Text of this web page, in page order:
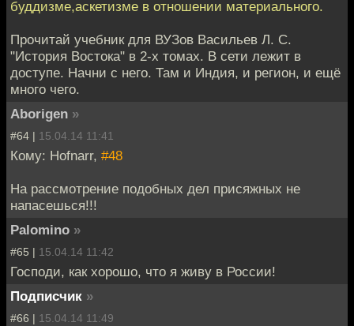
буддизме,аскетизме в отношении материального.
Прочитай учебник для ВУЗов Васильев Л. С.
"История Востока" в 2-х томах. В сети лежит в
доступе. Начни с него. Там и Индия, и регион, и ещё
много чего.
Aborigen »
#64 | 15.04.14 11:41
Кому: Hofnarr, #48
На рассмотрение подобных дел присяжных не
напасешься!!!
Palomino »
#65 | 15.04.14 11:42
Господи, как хорошо, что я живу в России!
Подписчик »
#66 | 15.04.14 11:49